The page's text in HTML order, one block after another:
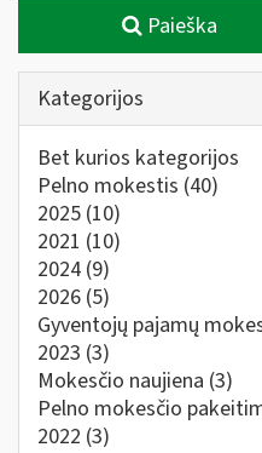
Paieška
Kategorijos
Bet kurios kategorijos
Pelno mokestis (40)
2025 (10)
2021 (10)
2024 (9)
2026 (5)
Gyventojų pajamų
2023 (3)
Mokesčio naujiena (3)
Pelno mokesčio
2022 (3)